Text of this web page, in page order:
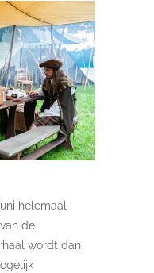
helemaal
de
wordt dan